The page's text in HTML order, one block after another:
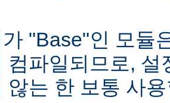
"Base"인 모듈
컴파일되므로,
않는 한 보통 사